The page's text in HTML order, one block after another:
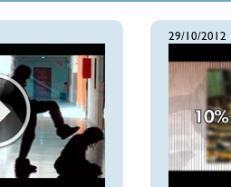
29/10/2012